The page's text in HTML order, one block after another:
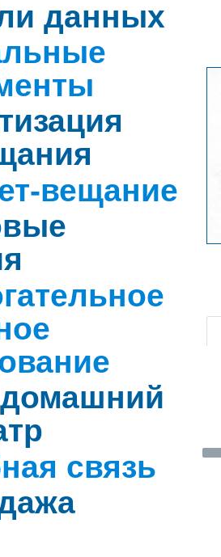
данных
вещание
связь